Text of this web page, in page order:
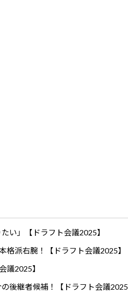
い」【ドラフト会議2025】
格派右腕！【ドラフト会議2025】
議2025】
後継者候補！【ドラフト会議2025